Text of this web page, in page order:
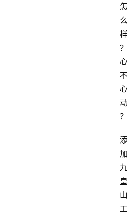
怎
么
样
？
心
不
心
动
？
添
加
九
皇
山
工